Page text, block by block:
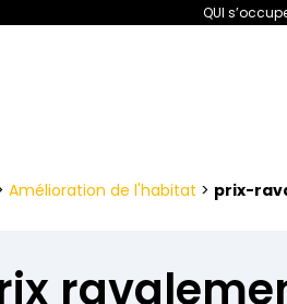
QUI
Amélioration de l'habitat > prix-